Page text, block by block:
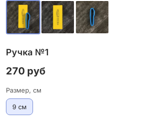
Ручка №1
270 руб
Размер, см
9 см